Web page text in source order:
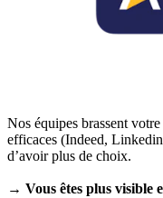
Nos équipes brassent
efficaces (Indeed,
d’avoir plus de choix.
→ Vous êtes plus visible